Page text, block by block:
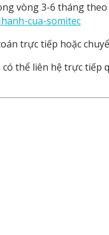
vòng 3-6 tháng
cua-somitec
trực tiếp hoặc
thể liên hệ trực tiếp